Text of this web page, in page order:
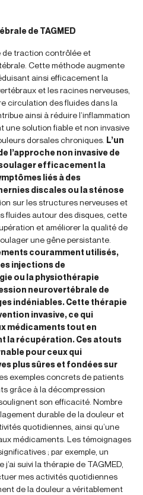
de TAGMED
de traction contrôlée et
Cette méthode augmente
ainsi efficacement la
et les racines nerveuses,
circulation des fluides dans la
ainsi à réduire l’inflammation
une solution fiable et non invasive
dorsales chroniques. L’un
l’approche non invasive de
soulager efficacement la
liés à des
discales ou la sténose
sur les structures nerveuses et
fluides autour des disques, cette
et améliorer la qualité de
une gêne persistante.
couramment utilisés,
injections de
ou la physiothérapie
neurovertébrale de
indéniables. Cette thérapie
invasive, ce qui
médicaments tout en
la récupération. Ces atouts
pour ceux qui
plus sûres et fondées sur
exemples concrets de patients
grâce à la décompression
son efficacité. Nombre
durable de la douleur et
quotidiennes, ainsi qu’une
médicaments. Les témoignages
; par exemple, un
suivi la thérapie de TAGMED,
mes activités quotidiennes
de la douleur a véritablement